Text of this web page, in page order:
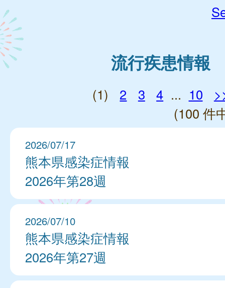
流行疾患情報
(1) 2 3 4 ... 10
(100 件
2026/07/17
熊本県感染症情報
2026年第28週
2026/07/10
熊本県感染症情報
2026年第27週